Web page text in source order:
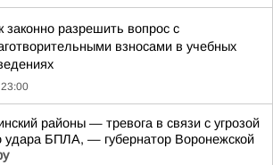
законно разрешить вопрос с
взносами в учебных
23:00
районы — тревога в связи с угрозой
удара БПЛА, — губернатор Воронежской